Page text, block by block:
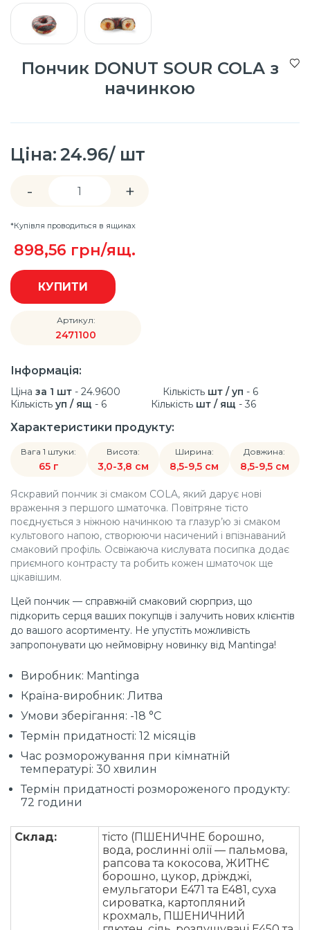
Пончик DONUT SOUR COLA з
начинкою
Ціна: 24.96/ шт
- +
*Купівля проводиться в ящиках
898,56 грн/ящ.
КУПИТИ
Артикул:
2471100
Інформація:
Ціна за 1 шт - 24.9600 Кількість шт / уп - 6
Кількість уп / ящ - 6 Кількість шт / ящ - 36
Характеристики продукту:
Вага 1 штуки:
65 г
Висота:
3,0-3,8 см
Ширина:
8,5-9,5 см
Довжина:
8,5-9,5 см
Яскравий пончик зі смаком COLA, який дарує нові
враження з першого шматочка. Повітряне тісто
поєднується з ніжною начинкою та глазур’ю зі смаком
культового напою, створюючи насичений і впізнаваний
смаковий профіль. Освіжаюча кислувата посипка додає
приємного контрасту та робить кожен шматочок ще
цікавішим.
Цей пончик — справжній смаковий сюрприз, що
підкорить серця ваших покупців і залучить нових клієнтів
до вашого асортименту. Не упустіть можливість
запропонувати цю неймовірну новинку від Mantinga!
Виробник: Mantinga
Країна-виробник: Литва
Умови зберігання: -18 °C
Термін придатності: 12 місяців
Час розморожування при кімнатній
температурі: 30 хвилин
Термін придатності розмороженого продукту:
72 години
Склад:
тісто (ПШЕНИЧНЕ борошно,
вода, рослинні олії — пальмова,
рапсова та кокосова, ЖИТНЄ
борошно, цукор, дріжджі,
емульгатори E471 та E481, суха
сироватка, картопляний
крохмаль, ПШЕНИЧНИЙ